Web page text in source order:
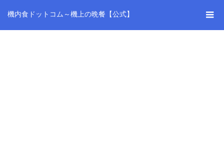
機内食ドットコム～機上の晩餐【公式】